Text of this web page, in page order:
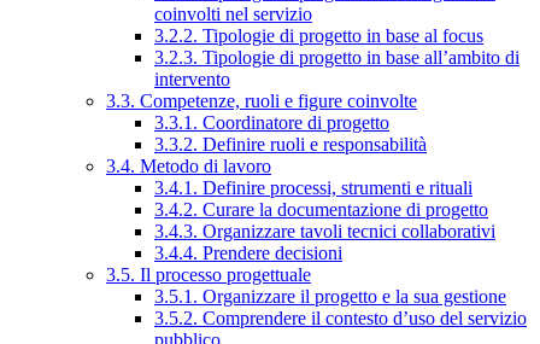
coinvolti nel servizio
3.2.2. Tipologie di progetto in base al focus
3.2.3. Tipologie di progetto in base all’ambito di
intervento
3.3. Competenze, ruoli e figure coinvolte
3.3.1. Coordinatore di progetto
3.3.2. Definire ruoli e responsabilità
3.4. Metodo di lavoro
3.4.1. Definire processi, strumenti e rituali
3.4.2. Curare la documentazione di progetto
3.4.3. Organizzare tavoli tecnici collaborativi
3.4.4. Prendere decisioni
3.5. Il processo progettuale
3.5.1. Organizzare il progetto e la sua gestione
3.5.2. Comprendere il contesto d’uso del servizio
pubblico